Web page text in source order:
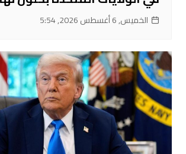
الخميس, 6 أغسطس 2026, 5:54